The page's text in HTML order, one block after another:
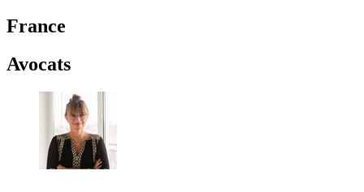
France
Avocats